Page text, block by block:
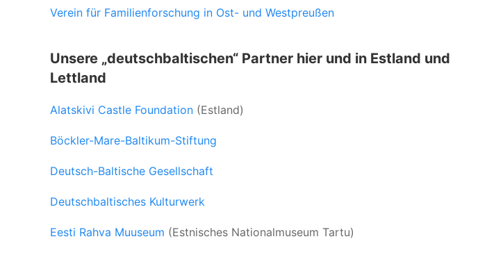
Verein für Familienforschung in Ost- und Westpreußen
Unsere „deutschbaltischen“ Partner hier und in Estland und
Lettland
Alatskivi Castle Foundation (Estland)
Böckler-Mare-Baltikum-Stiftung
Deutsch-Baltische Gesellschaft
Deutschbaltisches Kulturwerk
Eesti Rahva Muuseum (Estnisches Nationalmuseum Tartu)